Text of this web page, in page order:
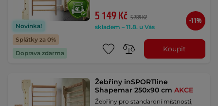
Novinka!
Splátky za 0%
Doprava zdarma
5 149 Kč 5 789 Kč
skladem – 11.8. u Vás
-11%
Koupit
Žebřiny inSPORTline
Shapemar 250x90 cmAKCE
Žebřiny pro standardní místnosti,